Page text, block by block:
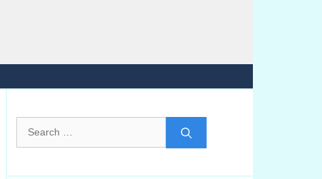
for: